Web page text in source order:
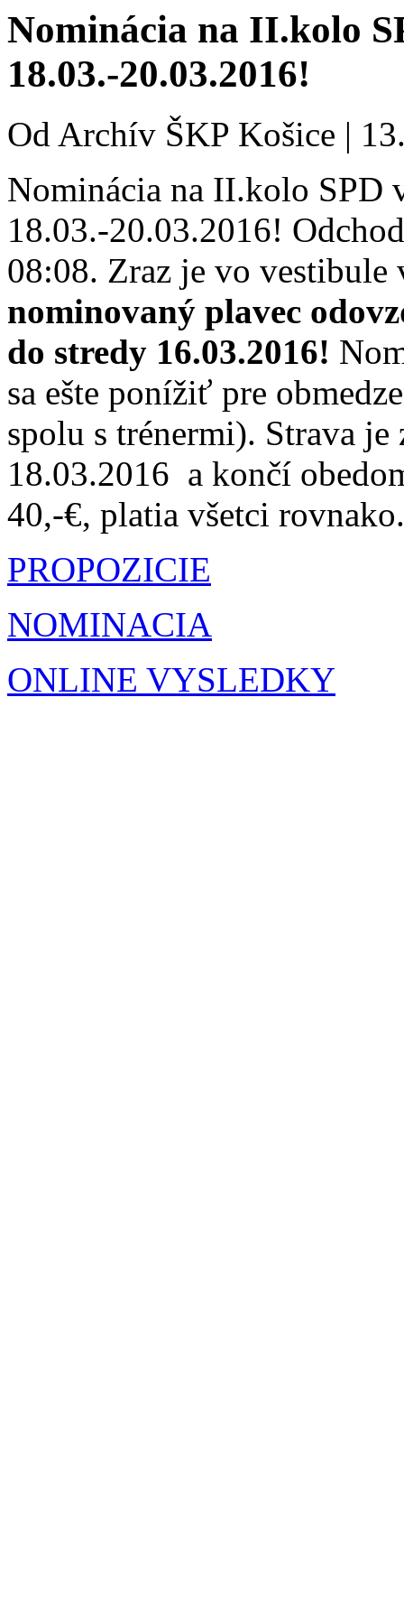
Nominácia na II.kolo
18.03.-20.03.2016!
Od Archív ŠKP Košice |
Nominácia na II.kolo SPD
18.03.-20.03.2016!
08:08. Zraz je vo
nominovaný plavec
do stredy 16.03.2016!
sa ešte ponížiť pre
spolu s trénermi). Strava je
18.03.2016 a končí
40,-€, platia všetci rovnako.
PROPOZICIE
NOMINACIA
ONLINE VYSLEDKY